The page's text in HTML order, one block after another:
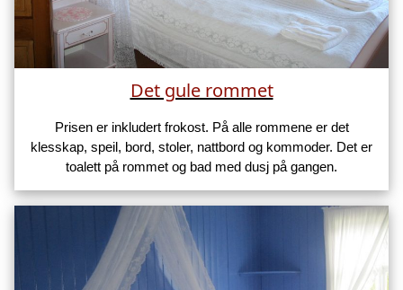
Det gule rommet
Prisen er inkludert frokost. På alle rommene er det
klesskap, speil, bord, stoler, nattbord og kommoder. Det er
toalett på rommet og bad med dusj på gangen.